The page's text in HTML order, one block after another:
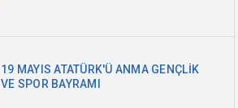
19 MAYIS ATATÜRK'Ü ANMA GENÇLİK
VE SPOR BAYRAMI